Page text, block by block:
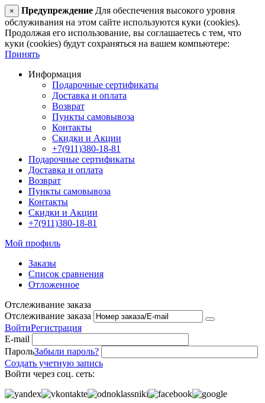
× Предупреждение Для обеспечения высокого уровня
обслуживания на этом сайте используются куки (cookies).
Продолжая его использование, вы соглашаетесь с тем, что
куки (cookies) будут сохраняться на вашем компьютере:
Принять
Информация
Подарочные сертификаты
Доставка и оплата
Возврат
Пункты самовывоза
Контакты
Скидки и Акции
+7(911)380-18-81
Подарочные сертификаты
Доставка и оплата
Возврат
Пункты самовывоза
Контакты
Скидки и Акции
+7(911)380-18-81
Мой профиль
Заказы
Список сравнения
Отложенное
Отслеживание заказа
Отслеживание заказа
ВойтиРегистрация
E-mail
ПарольЗабыли пароль?
Создать учетную запись
Войти через соц. сеть: